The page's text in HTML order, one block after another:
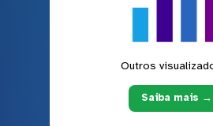
Outros
Saiba mais →